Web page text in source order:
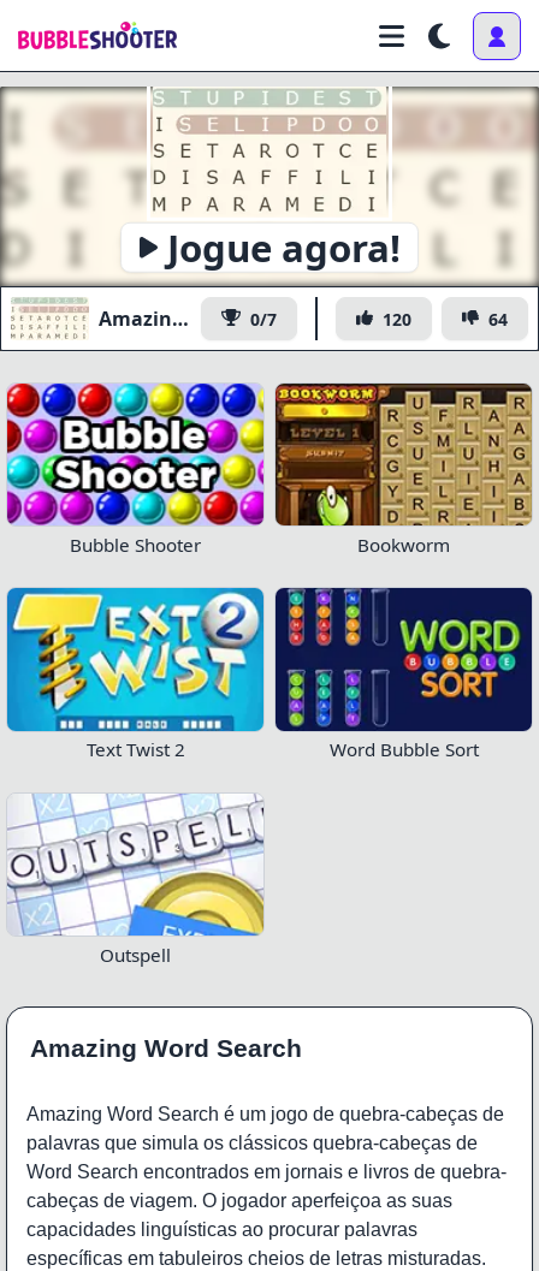
Jogue agora!
Amazing Word Search 0/7 120 64
Bubble Shooter Bookworm
Text Twist 2 Word Bubble Sort
Outspell
Amazing Word Search
Amazing Word Search é um jogo de quebra-cabeças de
palavras que simula os clássicos quebra-cabeças de
Word Search encontrados em jornais e livros de quebra-
cabeças de viagem. O jogador aperfeiçoa as suas
capacidades linguísticas ao procurar palavras
específicas em tabuleiros cheios de letras misturadas.